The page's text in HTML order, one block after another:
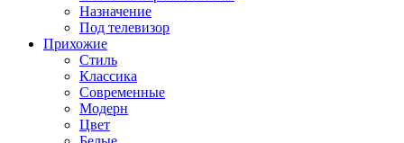
Назначение
Под телевизор
Прихожие
Стиль
Классика
Современные
Модерн
Цвет